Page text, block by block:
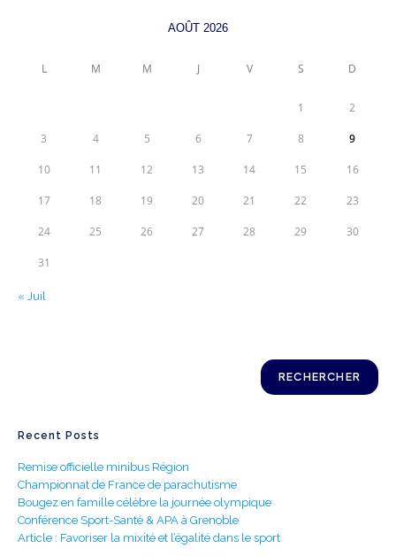
AOÛT 2026
L M M J V S D
1 2
3 4 5 6 7 8 9
10 11 12 13 14 15 16
17 18 19 20 21 22 23
24 25 26 27 28 29 30
31
« Juil
RECHERCHER
Recent Posts
Remise officielle minibus Région
Championnat de France de parachutisme
Bougez en famille célèbre la journée olympique
Conférence Sport-Santé & APA à Grenoble
Article : Favoriser la mixité et l’égalité dans le sport